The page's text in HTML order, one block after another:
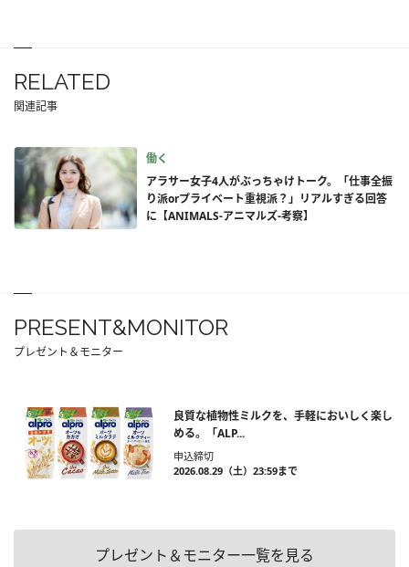
RELATED
関連記事
働く
アラサー女子4人がぶっちゃけトーク。「仕事全振
り派orプライベート重視派？」リアルすぎる回答
に【ANIMALS‐アニマルズ‐考察】
PRESENT&MONITOR
プレゼント＆モニター
良質な植物性ミルクを、手軽においしく楽し
める。「ALP...
申込締切
2026.08.29（土）23:59まで
プレゼント＆モニター一覧を見る